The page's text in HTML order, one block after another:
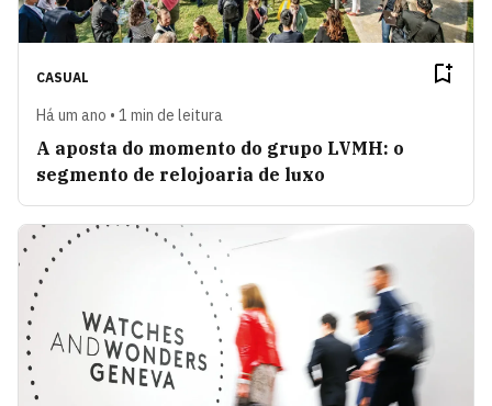
CASUAL
Há um ano • 1 min de leitura
A aposta do momento do grupo LVMH: o
segmento de relojoaria de luxo